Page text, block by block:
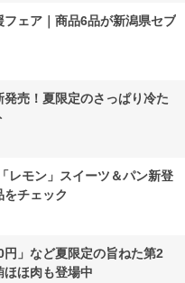
ェア｜商品6品が新潟県セブ
売！夏限定のさっぱり冷た
レモン」スイーツ＆パン新登
チェック
」など夏限定の旨ねた第2
ほ肉も登場中